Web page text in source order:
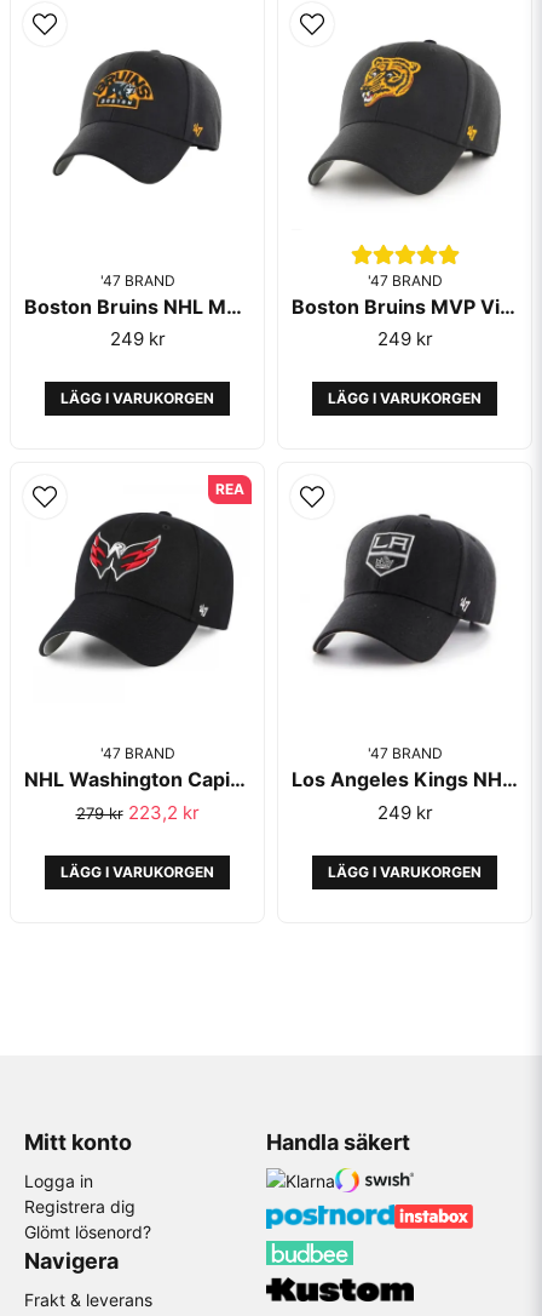
'47 BRAND
Boston Bruins NHL MVP Black Reglerbar - 47 Brand
249 kr
LÄGG I VARUKORGEN
'47 BRAND
Boston Bruins MVP Vintage Black NHL - '47 Brand
249 kr
LÄGG I VARUKORGEN
'47 BRAND
NHL Washington Capitals '47 MVP Black - '47 Brand
279 kr 223,2 kr
LÄGG I VARUKORGEN
REA
'47 BRAND
Los Angeles Kings NHL MVP Black Reglerbar - 47 Brand
249 kr
LÄGG I VARUKORGEN
Mitt konto
Logga in
Registrera dig
Glömt lösenord?
Navigera
Frakt & leverans
Handla säkert